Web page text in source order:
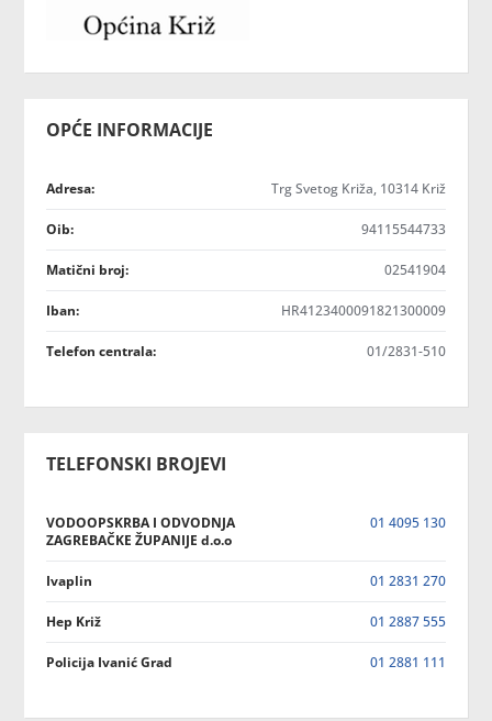
OPĆE INFORMACIJE
Adresa: Trg Svetog Križa, 10314 Križ
Oib: 94115544733
Matični broj: 02541904
Iban: HR4123400091821300009
Telefon centrala: 01/2831-510
TELEFONSKI BROJEVI
VODOOPSKRBA I ODVODNJA
ZAGREBAČKE ŽUPANIJE d.o.o
01 4095 130
Ivaplin 01 2831 270
Hep Križ 01 2887 555
Policija Ivanić Grad 01 2881 111